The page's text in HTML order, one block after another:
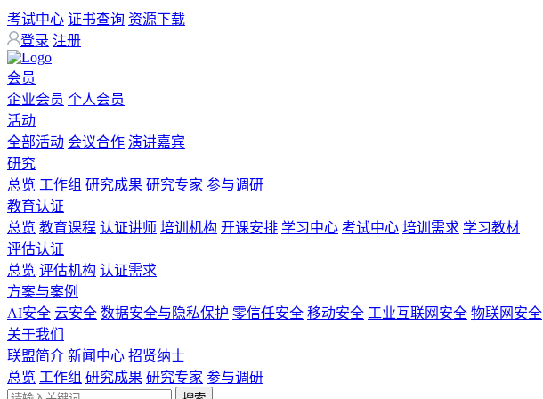
考试中心 证书查询 资源下载
登录 注册
会员
企业会员 个人会员
活动
全部活动 会议合作 演讲嘉宾
研究
总览 工作组 研究成果 研究专家 参与调研
教育认证
总览 教育课程 认证讲师 培训机构 开课安排 学习中心 考试中心 培训需求 学习教材
评估认证
总览 评估机构 认证需求
方案与案例
AI安全 云安全 数据安全与隐私保护 零信任安全 移动安全 工业互联网安全 物联网安全
关于我们
联盟简介 新闻中心 招贤纳士
总览 工作组 研究成果 研究专家 参与调研